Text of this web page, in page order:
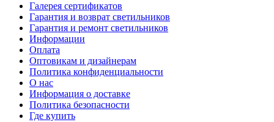
Галерея сертификатов
Гарантия и возврат светильников
Гарантия и ремонт светильников
Информации
Оплата
Оптовикам и дизайнерам
Политика конфиденциальности
О нас
Информация о доставке
Политика безопасности
Где купить